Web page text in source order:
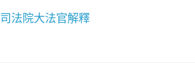
司法院大法官解釋